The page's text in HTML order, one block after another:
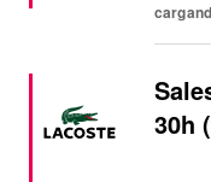
PARA
30h